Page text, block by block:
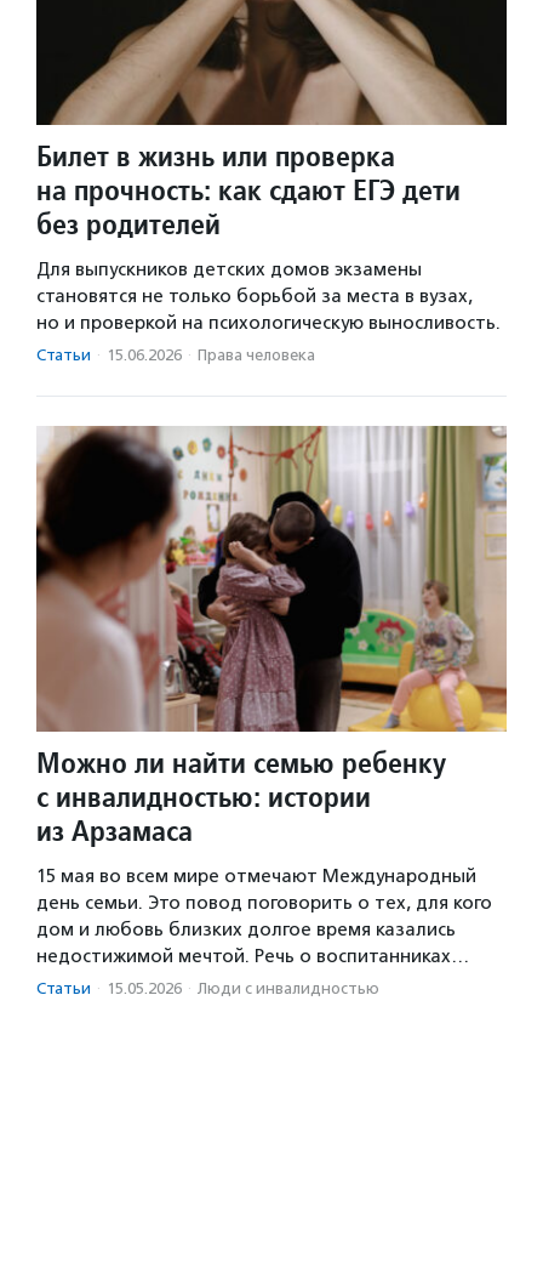
Билет в жизнь или проверка
на прочность: как сдают ЕГЭ дети
без родителей
Для выпускников детских домов экзамены
становятся не только борьбой за места в вузах,
но и проверкой на психологическую выносливость.
Статьи · 15.06.2026 · Права человека
Можно ли найти семью ребенку
с инвалидностью: истории
из Арзамаса
15 мая во всем мире отмечают Международный
день семьи. Это повод поговорить о тех, для кого
дом и любовь близких долгое время казались
недостижимой мечтой. Речь о воспитанниках…
Статьи · 15.05.2026 · Люди с инвалидностью